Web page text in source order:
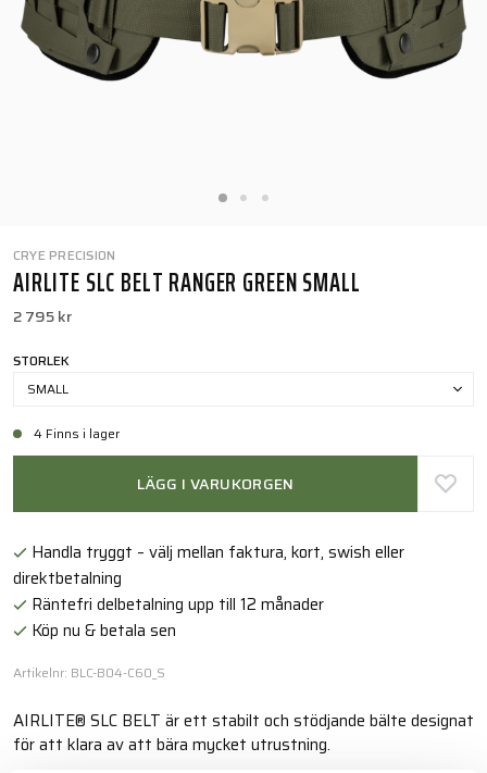
CRYE PRECISION
AIRLITE SLC BELT RANGER GREEN SMALL
2 795 kr
STORLEK
SMALL
4 Finns i lager
LÄGG I VARUKORGEN
Handla tryggt – välj mellan faktura, kort, swish eller
direktbetalning
Räntefri delbetalning upp till 12 månader
Köp nu & betala sen
Artikelnr: BLC-B04-C60_S
AIRLITE® SLC BELT är ett stabilt och stödjande bälte designat
för att klara av att bära mycket utrustning.